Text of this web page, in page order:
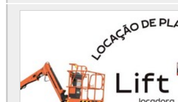
Locação de plataforma elevatória preço
Locação de plataforma elevatória são paulo
Locação de plataforma elevatória sorocaba
Locação de plataforma elevatória tipo tesoura